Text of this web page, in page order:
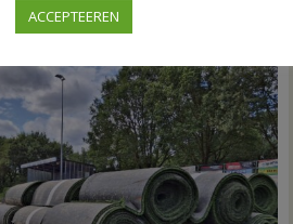
alle
kernen
Hardenberg
vervoer tot in...
ACCEPTEEREN